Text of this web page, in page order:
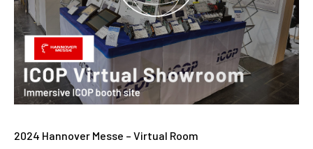
2024 Hannover Messe – Virtual Room